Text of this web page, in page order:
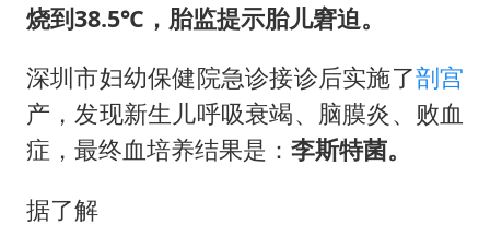
烧到38.5℃，胎监提示胎儿窘迫。
深圳市妇幼保健院急诊接诊后实施了剖宫
产，发现新生儿呼吸衰竭、脑膜炎、败血
症，最终血培养结果是： 李斯特菌。
据了解